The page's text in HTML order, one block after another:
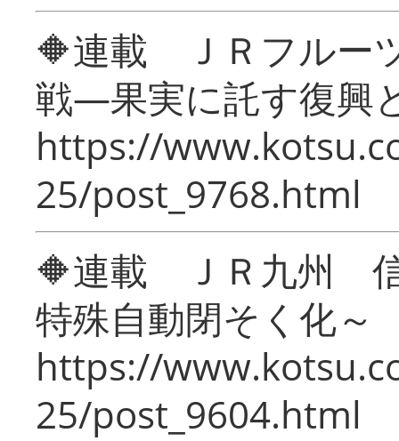
🔶連載 ＪＲフルー
戦―果実に託す復興
https://
25/post_9768.html
🔶連載 ＪＲ九州 信
特殊自動閉そく化～
https://
25/post_9604.html